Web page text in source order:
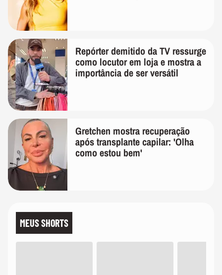
Repórter demitido da TV ressurge
como locutor em loja e mostra a
importância de ser versátil
Gretchen mostra recuperação
após transplante capilar: 'Olha
como estou bem'
MEUS SHORTS